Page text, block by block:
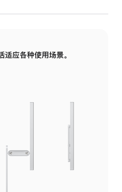
适应各种使用场景。